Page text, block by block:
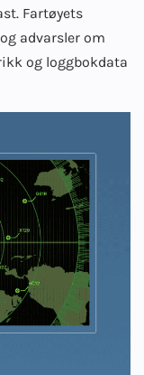
Fartøyets
advarsler om
og loggbokdata